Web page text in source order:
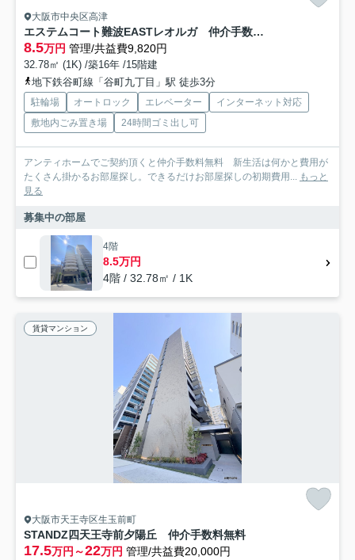
大阪市中央区高津
エステムコート難波EASTレオルガ 仲介手数料無料
8.5万円 管理/共益費9,820円
32.78㎡ (1K) /築16年 /15階建
地下鉄谷町線「谷町九丁目」駅 徒歩3分
駐輪場 オートロック エレベーター
インターネット対応
敷地内ごみ置き場
24時間ゴミ出し可
アンティホームでご契約頂くと仲介手数料無料 新生活は何かと費用が
たくさん掛かるお部屋探し。できるだけお部屋探しの初期費用...
もっと
見る
募集中の部屋
4階
8.5万円
4階 / 32.78㎡ / 1K
賃貸マンション
大阪市天王寺区生玉前町
STANDZ四天王寺前夕陽丘 仲介手数料無料
17.5万円～22万円 管理/共益費20,000円